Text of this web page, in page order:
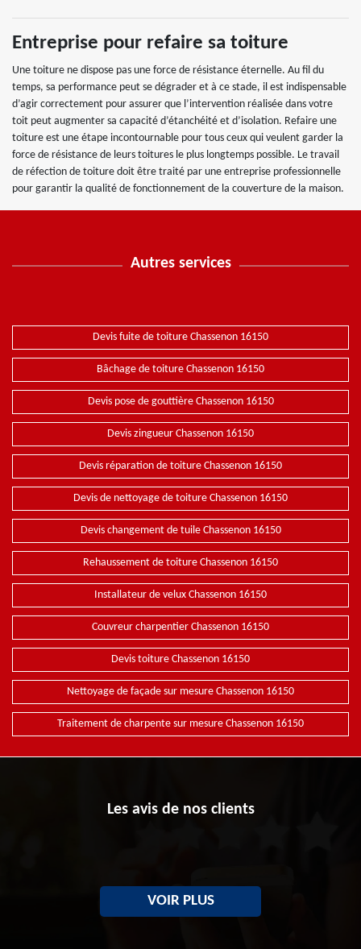
Entreprise pour refaire sa toiture
Une toiture ne dispose pas une force de résistance éternelle. Au fil du
temps, sa performance peut se dégrader et à ce stade, il est indispensable
d’agir correctement pour assurer que l’intervention réalisée dans votre
toit peut augmenter sa capacité d’étanchéité et d’isolation. Refaire une
toiture est une étape incontournable pour tous ceux qui veulent garder la
force de résistance de leurs toitures le plus longtemps possible. Le travail
de réfection de toiture doit être traité par une entreprise professionnelle
pour garantir la qualité de fonctionnement de la couverture de la maison.
Autres services
Devis fuite de toiture Chassenon 16150
Bâchage de toiture Chassenon 16150
Devis pose de gouttière Chassenon 16150
Devis zingueur Chassenon 16150
Devis réparation de toiture Chassenon 16150
Devis de nettoyage de toiture Chassenon 16150
Devis changement de tuile Chassenon 16150
Rehaussement de toiture Chassenon 16150
Installateur de velux Chassenon 16150
Couvreur charpentier Chassenon 16150
Devis toiture Chassenon 16150
Nettoyage de façade sur mesure Chassenon 16150
Traitement de charpente sur mesure Chassenon 16150
Les avis de nos clients
VOIR PLUS